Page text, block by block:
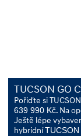
TUCSON GO
Pořiďte si
639 990 Kč. Na
Ještě lépe
hybridní